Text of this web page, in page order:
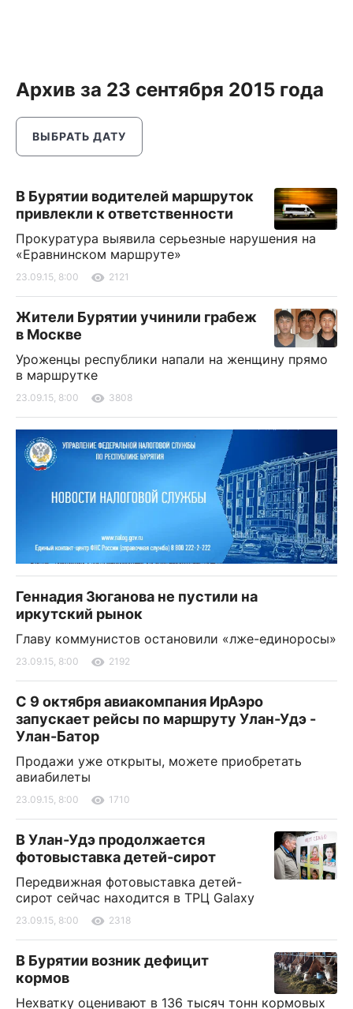
Архив за 23 сентября 2015 года
ВЫБРАТЬ ДАТУ
В Бурятии водителей маршруток
привлекли к ответственности
Прокуратура выявила серьезные нарушения на
«Еравнинском маршруте»
23.09.15, 8:00 2121
Жители Бурятии учинили грабеж
в Москве
Уроженцы республики напали на женщину прямо
в маршрутке
23.09.15, 8:00 3808
Геннадия Зюганова не пустили на
иркутский рынок
Главу коммунистов остановили «лже-единоросы»
23.09.15, 8:00 2192
С 9 октября авиакомпания ИрАэро
запускает рейсы по маршруту Улан-Удэ -
Улан-Батор
Продажи уже открыты, можете приобретать
авиабилеты
23.09.15, 8:00 1710
В Улан-Удэ продолжается
фотовыставка детей-сирот
Передвижная фотовыставка детей-
сирот сейчас находится в ТРЦ Galaxy
23.09.15, 8:00 2318
В Бурятии возник дефицит
кормов
Нехватку оценивают в 136 тысяч тонн кормовых